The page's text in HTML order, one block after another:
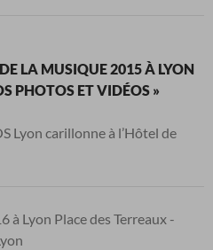
LA MUSIQUE 2015 À LYON
PHOTOS ET VIDÉOS »
Lyon carillonne à l’Hôtel de
à Lyon Place des Terreaux -